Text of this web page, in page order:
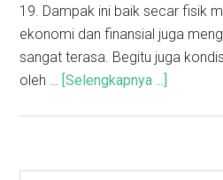
19. Dampak ini baik secar fisik
ekonomi dan finansial juga
sangat terasa. Begitu juga
oleh … [Selengkapnya ...]